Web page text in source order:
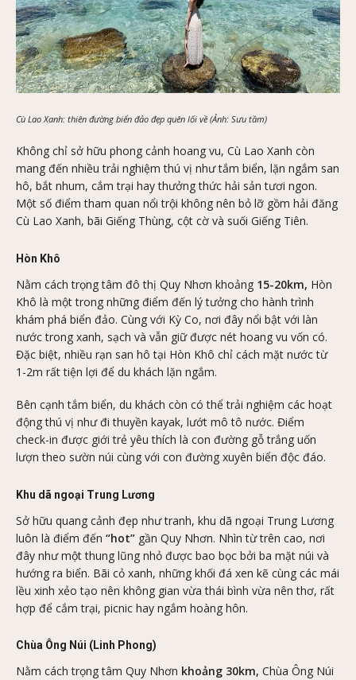
Cù Lao Xanh: thiên đường biển đảo đẹp quên lối về (Ảnh: Sưu tầm)
Không chỉ sở hữu phong cảnh hoang vu, Cù Lao Xanh còn
mang đến nhiều trải nghiệm thú vị như tắm biển, lặn ngắm san
hô, bắt nhum, cắm trại hay thưởng thức hải sản tươi ngon.
Một số điểm tham quan nổi trội không nên bỏ lỡ gồm hải đăng
Cù Lao Xanh, bãi Giếng Thùng, cột cờ và suối Giếng Tiên.
Hòn Khô
Nằm cách trọng tâm đô thị Quy Nhơn khoảng 15-20km, Hòn
Khô là một trong những điểm đến lý tưởng cho hành trình
khám phá biển đảo. Cùng với Kỳ Co, nơi đây nổi bật với làn
nước trong xanh, sạch và vẫn giữ được nét hoang vu vốn có.
Đặc biệt, nhiều rạn san hô tại Hòn Khô chỉ cách mặt nước từ
1-2m rất tiện lợi để du khách lặn ngắm.
Bên cạnh tắm biển, du khách còn có thể trải nghiệm các hoạt
động thú vị như đi thuyền kayak, lướt mô tô nước. Điểm
check-in được giới trẻ yêu thích là con đường gỗ trắng uốn
lượn theo sườn núi cùng với con đường xuyên biển độc đáo.
Khu dã ngoại Trung Lương
Sở hữu quang cảnh đẹp như tranh, khu dã ngoại Trung Lương
luôn là điểm đến “hot” gần Quy Nhơn. Nhìn từ trên cao, nơi
đây như một thung lũng nhỏ được bao bọc bởi ba mặt núi và
hướng ra biển. Bãi cỏ xanh, những khối đá xen kẽ cùng các mái
lều xinh xẻo tạo nên không gian vừa thái bình vừa nên thơ, rất
hợp để cắm trại, picnic hay ngắm hoàng hôn.
Chùa Ông Núi (Linh Phong)
Nằm cách trọng tâm Quy Nhơn khoảng 30km, Chùa Ông Núi